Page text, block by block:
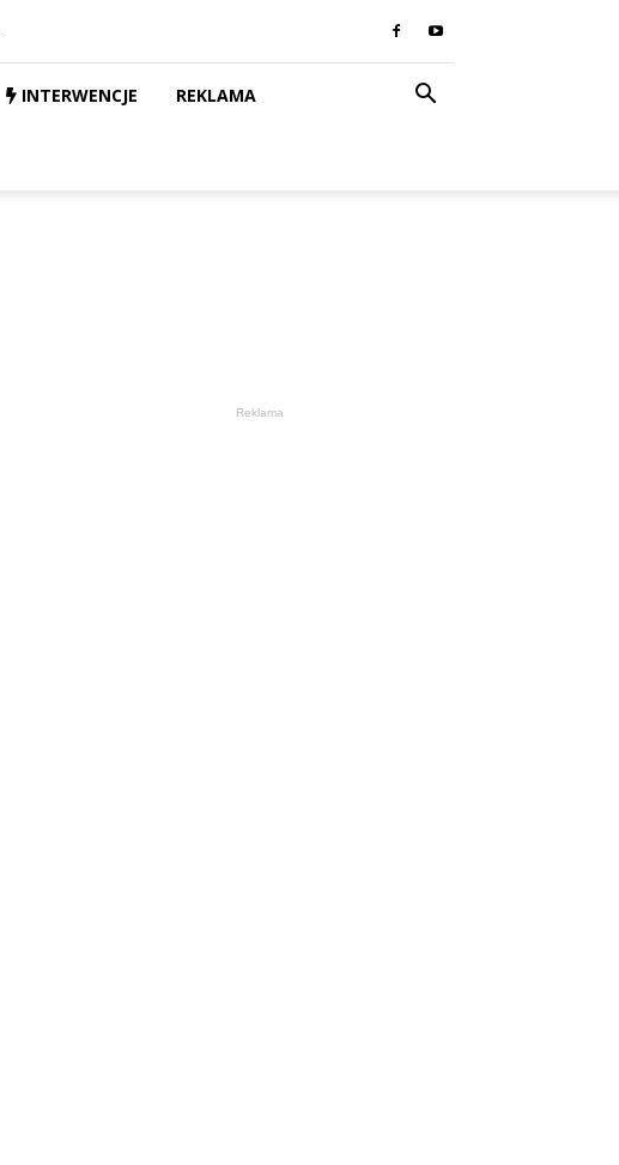
INTERWENCJE REKLAMA
Reklama